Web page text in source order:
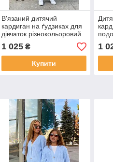
В'язаний дитячий
кардиган на ґудзиках для
дівчаток різнокольоровий
подовженого крою
Веселка р. 116-158
1 025₴
Купити
1